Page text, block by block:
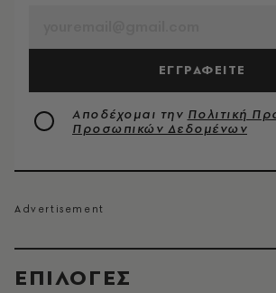
EΠΙΛΟΓΈΣ
ΕΓΓΡΑΦΕΙΤΕ
Αποδέχομαι την Πολιτική
Προσωπικών Δεδομένων